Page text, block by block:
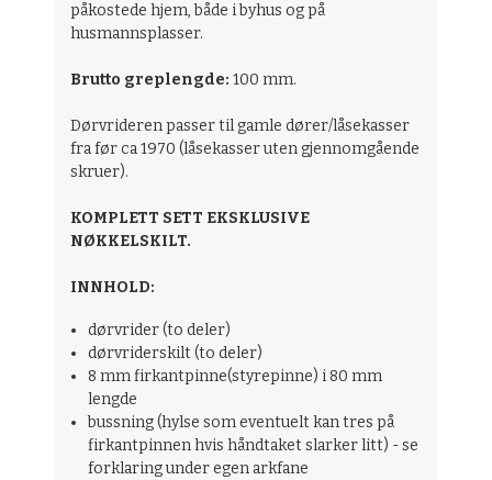
påkostede hjem, både i byhus og på
husmannsplasser.
Brutto greplengde: 100 mm.
Dørvrideren passer til gamle dører/låsekasser
fra før ca 1970 (låsekasser uten gjennomgående
skruer).
KOMPLETT SETT EKSKLUSIVE
NØKKELSKILT.
INNHOLD:
dørvrider (to deler)
dørvriderskilt (to deler)
8 mm firkantpinne(styrepinne) i 80 mm
lengde
bussning (hylse som eventuelt kan tres på
firkantpinnen hvis håndtaket slarker litt) - se
forklaring under egen arkfane